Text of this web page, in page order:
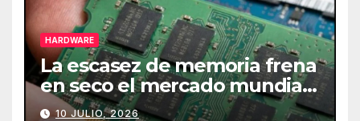
HARDWARE
La escasez de memoria frena
en seco el mercado mundial
de PCs
10 JULIO, 2026